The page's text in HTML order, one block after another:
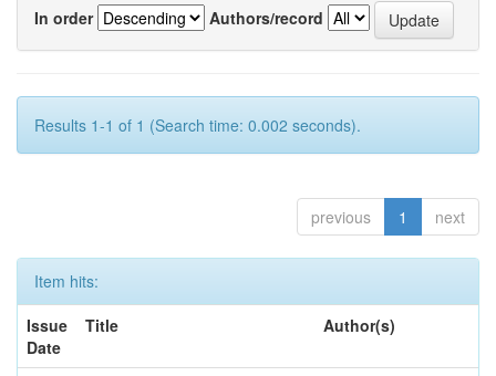
In order
Authors/record
Results 1-1 of 1 (Search time: 0.002 seconds).
previous 1 next
Item hits:
Issue
Date
Title Author(s)